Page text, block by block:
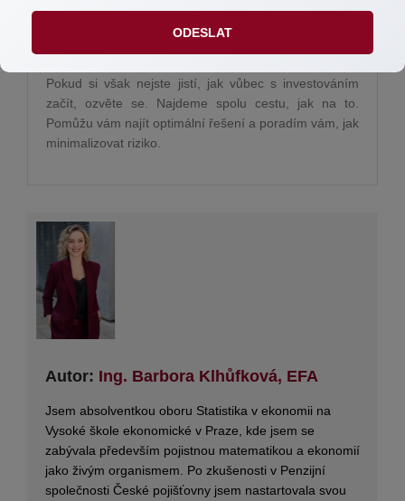
klidně dál investovat, protože v daný moment budete
nakupovat za výhodnější ceny. Prodávat můžete
Pokud si však nejste jistí, jak vůbec s investováním
začít, ozvěte se. Najdeme spolu cestu, jak na to.
Pomůžu vám najít optimální řešení a poradím vám, jak
minimalizovat riziko.
Autor: Ing. Barbora Klhůfková, EFA
Jsem absolventkou oboru Statistika v ekonomii na
Vysoké škole ekonomické v Praze, kde jsem se
zabývala především pojistnou matematikou a ekonomií
jako živým organismem. Po zkušenosti v Penzijní
společnosti České pojišťovny jsem nastartovala svou
ODESLAT